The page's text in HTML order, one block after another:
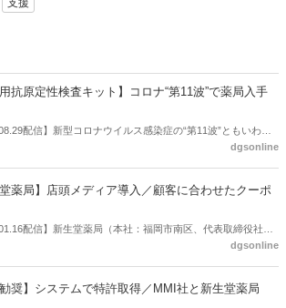
支援
用抗原定性検査キット】コロナ“第11波”で薬局入手
配信】新型コロナウイルス感染症の“第11波”ともいわれ
大で、一般用抗原定性検査キットが不足している。日本薬剤
dgsonline
堂薬局】店頭メディア導入／顧客に合わせたクーポ
配信】新生堂薬局（本社：福岡市南区、代表取締役社
怜氏）は2024年2月1日、店頭ストアメディアサービスを51店
ンを実現するもの。
dgsonline
勧奨】システムで特許取得／MMI社と新生堂薬局